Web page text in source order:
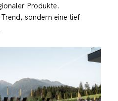
Produkte.
sondern eine tief